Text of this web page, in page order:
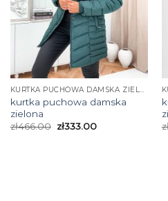
KURTKA PUCHOWA DAMSKA ZIELONA
kurtka puchowa damska
zielona
zł466.00 zł333.00